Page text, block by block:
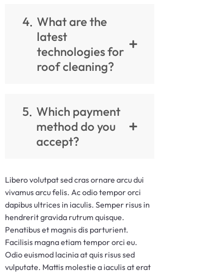
4 What are the
latest
technologies for
roof cleaning?
5 Which payment
method do you
accept?
Libero volutpat sed cras ornare arcu dui
vivamus arcu felis. Ac odio tempor orci
dapibus ultrices in iaculis. Semper risus in
hendrerit gravida rutrum quisque.
Penatibus et magnis dis parturient.
Facilisis magna etiam tempor orci eu.
Odio euismod lacinia at quis risus sed
vulputate. Mattis molestie a iaculis at erat